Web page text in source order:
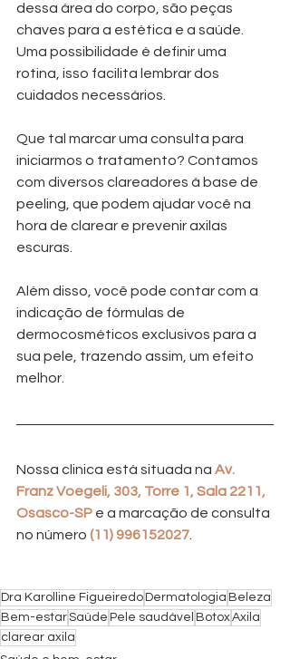
dessa área do corpo, são peças
chaves para a estética e a saúde.
Uma possibilidade é definir uma
rotina, isso facilita lembrar dos
cuidados necessários.
Que tal marcar uma consulta para
iniciarmos o tratamento? Contamos
com diversos clareadores á base de
peeling, que podem ajudar você na
hora de clarear e prevenir axilas
escuras.
Além disso, você pode contar com a
indicação de fórmulas de
dermocosméticos exclusivos para a
sua pele, trazendo assim, um efeito
melhor.
Nossa clinica está situada na Av.
Franz Voegeli, 303, Torre 1, Sala 2211,
Osasco-SP e a marcação de consulta
no número (11) 996152027
Dra Karolline Figueiredo Dermatologia Beleza
Bem-estarSaúde Pele saudável BotoxAxila
clarear axila